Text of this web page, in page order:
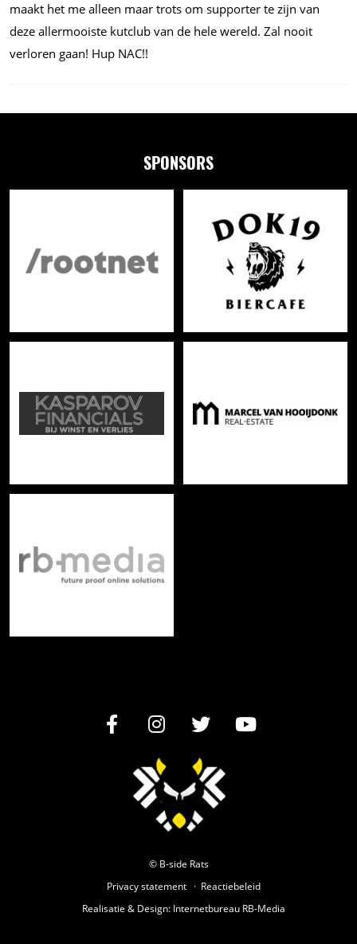
maakt het me alleen maar trots om supporter te zijn van
deze allermooiste kutclub van de hele wereld. Zal nooit
verloren gaan! Hup NAC!!
SPONSORS
© B-side Rats
Privacy statement
Reactiebeleid
Realisatie & Design: Internetbureau RB-Media